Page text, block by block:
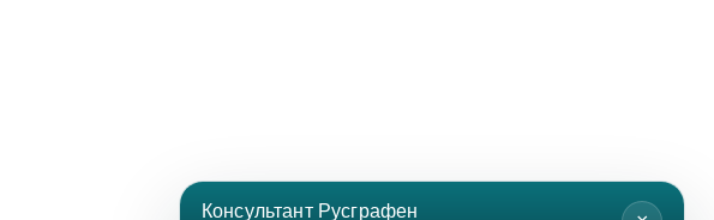
Консультант Русграфен